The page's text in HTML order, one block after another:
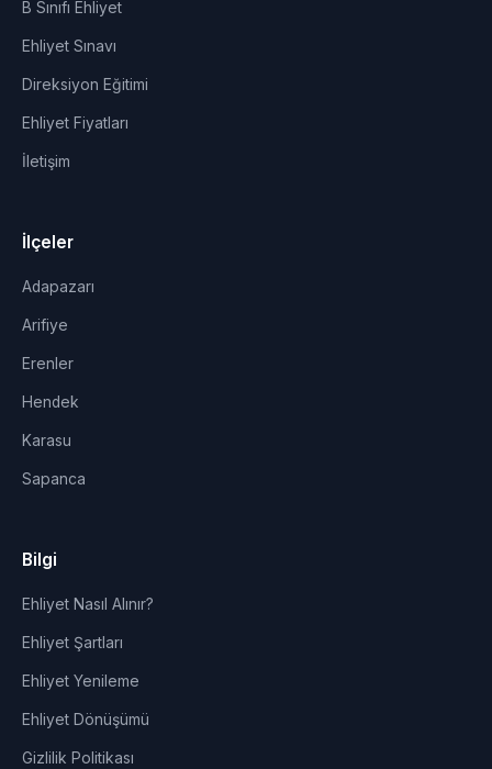
B Sınıfı Ehliyet
Ehliyet Sınavı
Direksiyon Eğitimi
Ehliyet Fiyatları
İletişim
İlçeler
Adapazarı
Arifiye
Erenler
Hendek
Karasu
Sapanca
Bilgi
Ehliyet Nasıl Alınır?
Ehliyet Şartları
Ehliyet Yenileme
Ehliyet Dönüşümü
Gizlilik Politikası